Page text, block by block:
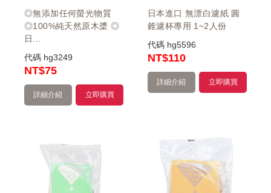
◎無添加任何螢光物質
◎100%純天然原木槳 ◎
日...
代碼 hg3249
NT$75
立即購買
詳細介紹
日本進口 無漂白濾紙 圓
錐濾杯專用 1~2人份
代碼 hg5596
NT$110
立即購買
詳細介紹